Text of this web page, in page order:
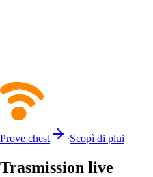
Prove chest ·Scopì di plui
Trasmission live